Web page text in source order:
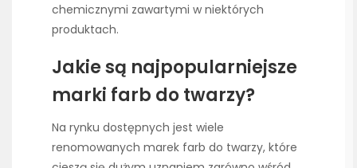
chemicznymi zawartymi w niektórych
produktach.
Jakie są najpopularniejsze
marki farb do twarzy?
Na rynku dostępnych jest wiele
renomowanych marek farb do twarzy, które